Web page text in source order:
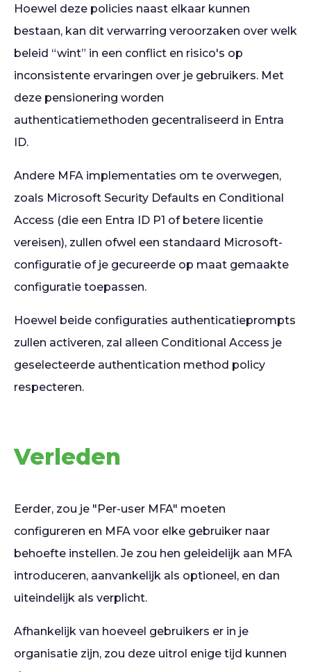
Hoewel deze policies naast elkaar kunnen
bestaan, kan dit verwarring veroorzaken over welk
beleid “wint” in een conflict en risico's op
inconsistente ervaringen over je gebruikers. Met
deze pensionering worden
authenticatiemethoden gecentraliseerd in Entra
ID.
Andere MFA implementaties om te overwegen,
zoals Microsoft Security Defaults en Conditional
Access (die een Entra ID P1 of betere licentie
vereisen), zullen ofwel een standaard Microsoft-
configuratie of je gecureerde op maat gemaakte
configuratie toepassen.
Hoewel beide configuraties authenticatieprompts
zullen activeren, zal alleen Conditional Access je
geselecteerde authentication method policy
respecteren.
Verleden
Eerder, zou je "Per-user MFA" moeten
configureren en MFA voor elke gebruiker naar
behoefte instellen. Je zou hen geleidelijk aan MFA
introduceren, aanvankelijk als optioneel, en dan
uiteindelijk als verplicht.
Afhankelijk van hoeveel gebruikers er in je
organisatie zijn, zou deze uitrol enige tijd kunnen